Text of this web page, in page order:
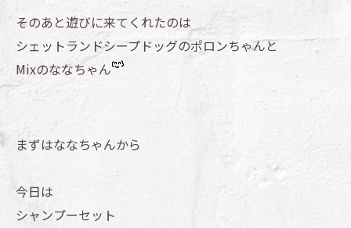
そのあと遊びに来てくれたのは
シェットランドシープドッグのポロンちゃんと
Mixのななちゃん
まずはななちゃんから
今日は
シャンプーセット